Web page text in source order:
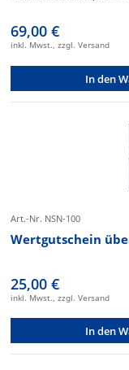
69,00 €
inkl. Mwst., zzgl. Versand
In den
Art.-Nr. NSN-100
Wertgutschein
25,00 €
inkl. Mwst., zzgl. Versand
In den